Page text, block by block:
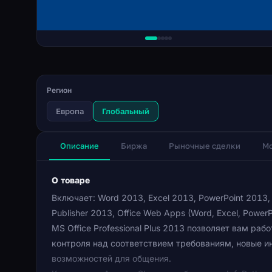
Регион
Европа Глобальный
Описание Биржа Рыночные сделки
О товаре
Включает: Word 2013, Excel 2013, PowerPoint
Publisher 2013, Office Web Apps (Word, Excel,
MS Office Professional Plus 2013 позволяет вам
контроля над соответствием требованиям, новые
возможностей для общения.